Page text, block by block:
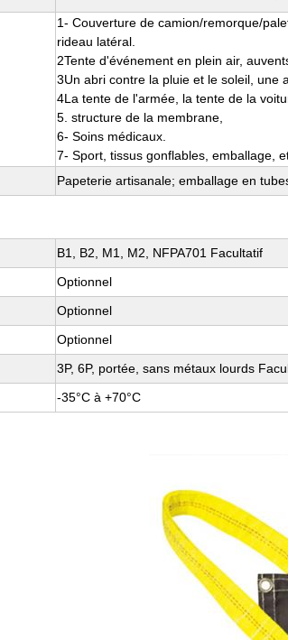
1- Couverture de camion/remorque/
rideau latéral.
2Tente d'événement en plein air,
3Un abri contre la pluie et le soleil, une
4La tente de l'armée, la tente de la
5. structure de la membrane,
6- Soins médicaux.
7- Sport, tissus gonflables, emballage,
Papeterie artisanale; emballage en
B1, B2, M1, M2, NFPA701 Facultatif
Optionnel
Optionnel
Optionnel
3P, 6P, portée, sans métaux lourds
-35°C à +70°C